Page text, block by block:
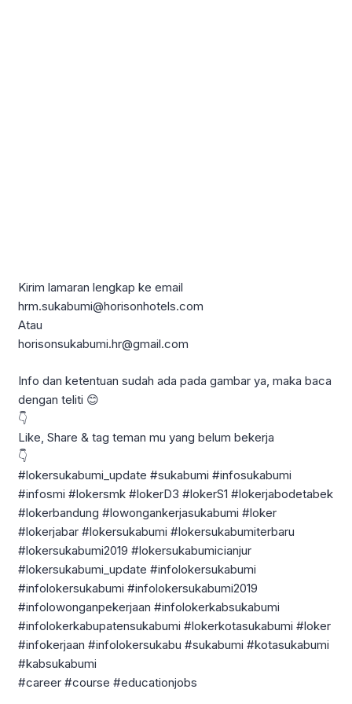
Kirim lamaran lengkap ke email
hrm.sukabumi@horisonhotels.com
Atau
horisonsukabumi.hr@gmail.com
Info dan ketentuan sudah ada pada gambar ya, maka baca
dengan teliti 😊
👇
Like, Share & tag teman mu yang belum bekerja
👇
#lokersukabumi_update #sukabumi #infosukabumi
#infosmi #lokersmk #lokerD3 #lokerS1 #lokerjabodetabek
#lokerbandung #lowongankerjasukabumi #loker
#lokerjabar #lokersukabumi #lokersukabumiterbaru
#lokersukabumi2019 #lokersukabumicianjur
#lokersukabumi_update #infolokersukabumi
#infolokersukabumi #infolokersukabumi2019
#infolowonganpekerjaan #infolokerkabsukabumi
#infolokerkabupatensukabumi #lokerkotasukabumi #loker
#infokerjaan #infolokersukabu #sukabumi #kotasukabumi
#kabsukabumi
#career #course #educationjobs